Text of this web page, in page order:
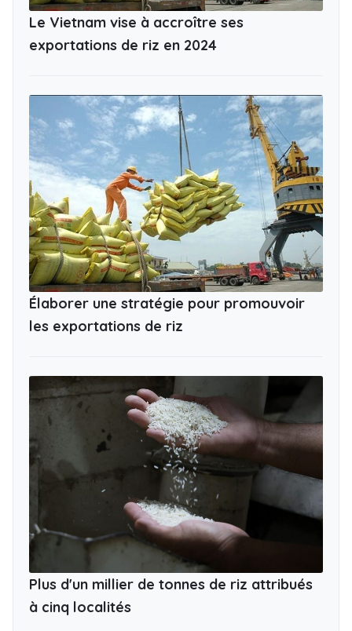
Le Vietnam vise à accroître ses
exportations de riz en 2024
Élaborer une stratégie pour promouvoir
les exportations de riz
Plus d'un millier de tonnes de riz attribués
à cinq localités